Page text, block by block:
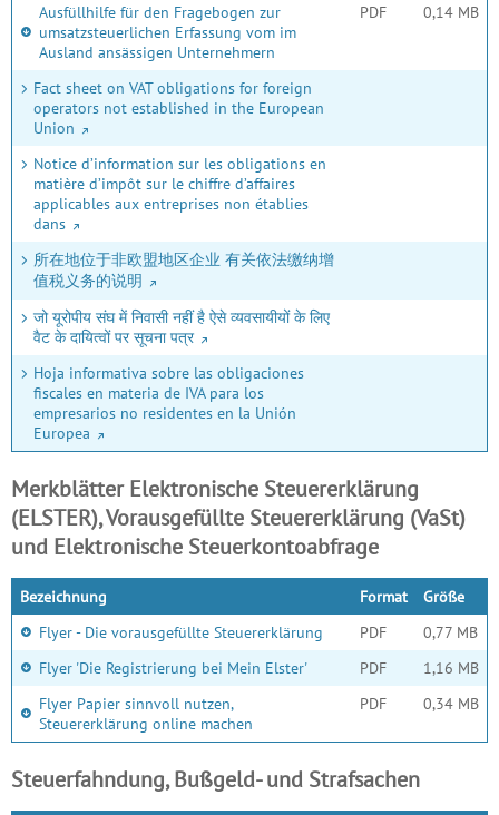
Ausfüllhilfe für den Fragebogen zur
umsatzsteuerlichen Erfassung vom im
Ausland ansässigen Unternehmern
PDF 0,14 MB
Fact sheet on VAT obligations for foreign
operators not established in the European
Union
Notice d’information sur les obligations en
matière d’impôt sur le chiffre d’affaires
applicables aux entreprises non établies
dans
所在地位于非欧盟地区企业 有关依法缴纳增
值税义务的说明
जो यूरोपीय संघ में निवासी नहीं है ऐसे व्यवसायीयों के लिए
वैट के दायित्वों पर सूचना पत्र
Hoja informativa sobre las obligaciones
fiscales en materia de IVA para los
empresarios no residentes en la Unión
Europea
Merkblätter Elektronische Steuererklärung
(ELSTER), Vorausgefüllte Steuererklärung (VaSt)
und Elektronische Steuerkontoabfrage
Bezeichnung Format
Größe
Flyer - Die vorausgefüllte Steuererklärung
PDF
0,77 MB
Flyer 'Die Registrierung bei Mein Elster'
PDF
1,16 MB
Flyer Papier sinnvoll nutzen,
Steuererklärung online machen
PDF 0,34 MB
Steuerfahndung, Bußgeld- und Strafsachen